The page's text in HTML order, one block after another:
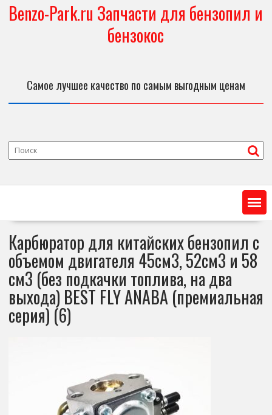
Benzo-Park.ru Запчасти для бензопил и
бензокос
Самое лучшее качество по самым выгодным ценам
Карбюратор для китайских бензопил с
объемом двигателя 45см3, 52см3 и 58
см3 (без подкачки топлива, на два
выхода) BEST FLY ANABA (премиальная
серия) (6)